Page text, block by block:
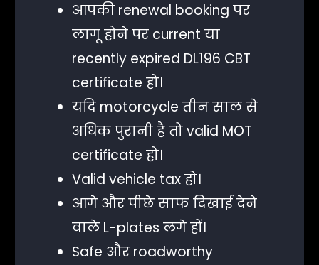
आपकी renewal booking पर
लागू होने पर current या
recently expired DL196 CBT
certificate हो।
यदि motorcycle तीन साल से
अधिक पुरानी है तो valid MOT
certificate हो।
Valid vehicle tax हो।
आगे और पीछे साफ दिखाई देने
वाले L-plates लगे हों।
Safe और roadworthy